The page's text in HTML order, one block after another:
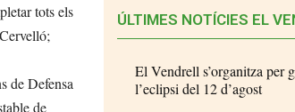
tots els
de Defensa
de
ÚLTIMES NOTÍCIES EL
El Vendrell s’organitza per
l’eclipsi del 12 d’agost